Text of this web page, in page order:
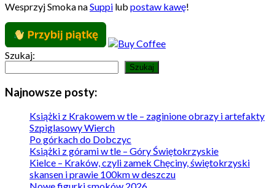
Wesprzyj Smoka naSuppi lub postaw kawę!
Szukaj:
Szukaj
Najnowsze posty:
Książki z Krakowem w tle – zaginione obrazy i artefakty
Szpiglasowy Wierch
Po górkach do Dobczyc
Książki z górami w tle – Góry Świętokrzyskie
Kielce – Kraków, czyli zamek Chęciny, świętokrzyski
skansen i prawie 100km w deszczu